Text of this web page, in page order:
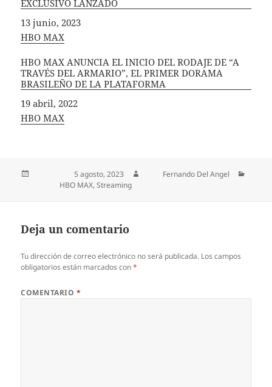
EXCLUSIVO LANZADO
Fecha
13 junio, 2023
In relation to
HBO MAX
HBO MAX ANUNCIA EL INICIO DEL RODAJE DE “A
TRAVÉS DEL ARMARIO”, EL PRIMER DORAMA
BRASILEÑO DE LA PLATAFORMA
Fecha
19 abril, 2022
In relation to
HBO MAX
Publicado el5 agosto, 2023
Fernando Del Angel
HBO MAX,Streaming
Deja un comentario
Tu dirección de correo electrónico no será publicada. Los campos
obligatorios están marcados con*
COMENTARIO *